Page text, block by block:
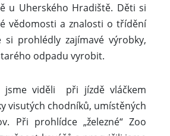
exkurze do Kovozoo –
u Uherského Hradiště. Děti si
vědomosti a znalosti o třídění
odpadu vyrobit.
jsme viděli při jízdě vláčkem